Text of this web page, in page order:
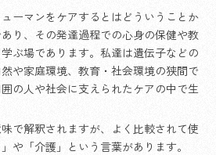
ーマンをケアするとはどういうことか
り、その発達過程での心身の保健や教
ぶ場であります。私達は遺伝子などの
や家庭環境、教育・社会環境の狭間で
の人や社会に支えられたケアの中で生
で解釈されますが、よく比較されて使
や「介護」という言葉があります。